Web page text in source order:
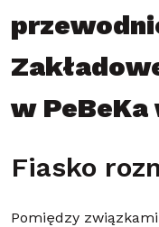
w PeBeKa
Fiasko
Pomiędzy